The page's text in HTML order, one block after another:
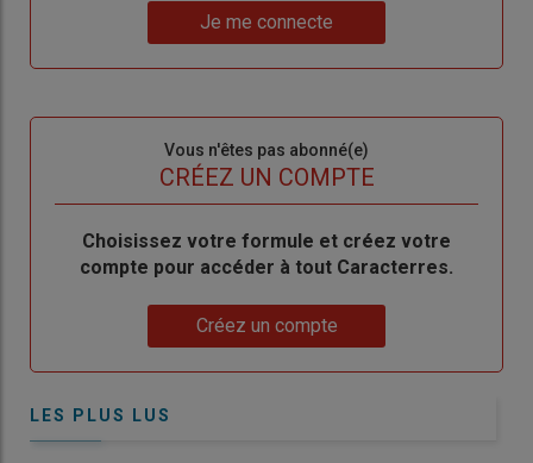
de
me
Je me connecte
Vous n'êtes pas abonné(e)
CRÉEZ UN COMPTE
BodyChoisissez votre formule et créez votre
compte pour accéder à tout Caracterres.
Créez un compte
LES PLUS LUS